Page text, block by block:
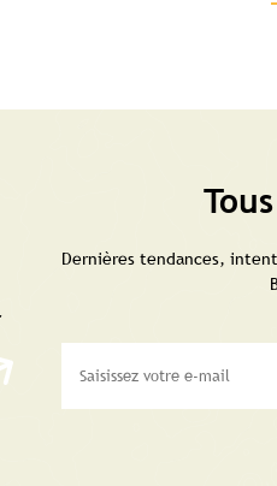
Dernières tendances,